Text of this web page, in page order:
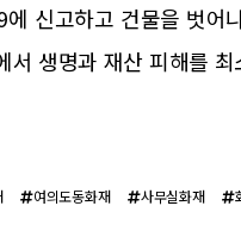
신고하고 건물을 벗어
서 생명과 재산 피해를
여의도동화재 사무실화재